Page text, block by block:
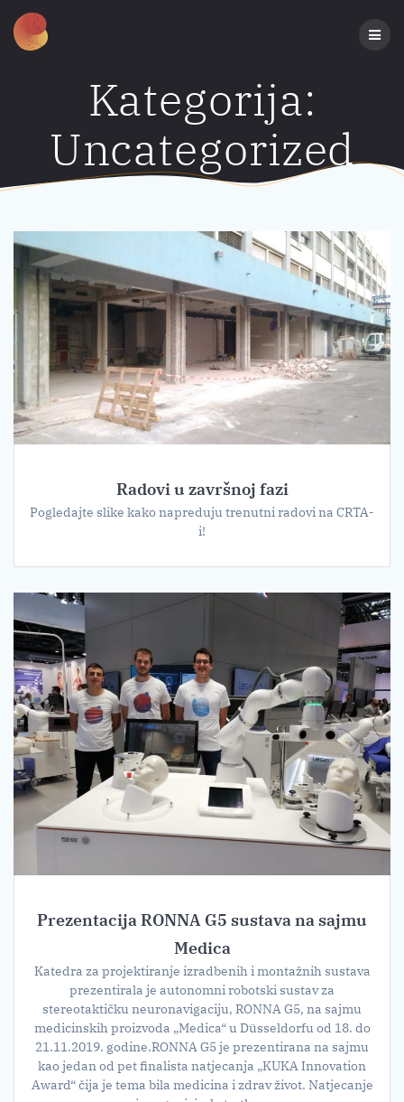
Kategorija:
Uncategorized
Radovi u završnoj fazi
Pogledajte slike kako napreduju trenutni radovi na CRTA-
i!
Prezentacija RONNA G5 sustava na sajmu
Medica
Katedra za projektiranje izradbenih i montažnih sustava
prezentirala je autonomni robotski sustav za
stereotaktičku neuronavigaciju, RONNA G5, na sajmu
medicinskih proizvoda „Medica“ u Düsseldorfu od 18. do
21.11.2019. godine.RONNA G5 je prezentirana na sajmu
kao jedan od pet finalista natjecanja „KUKA Innovation
Award“ čija je tema bila medicina i zdrav život. Natjecanje